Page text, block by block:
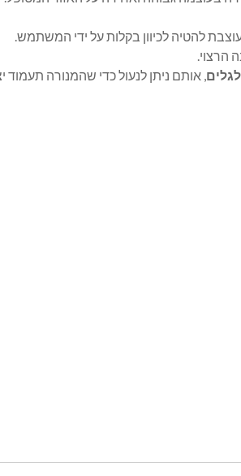
להטיה לכיוון בקלות על ידי המשתמש.
הרצוי.
, אותם ניתן לנעול כדי שהמנורה תעמוד